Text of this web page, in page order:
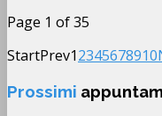
Page 1 of 35
StartPrev12345678910
Prossimi